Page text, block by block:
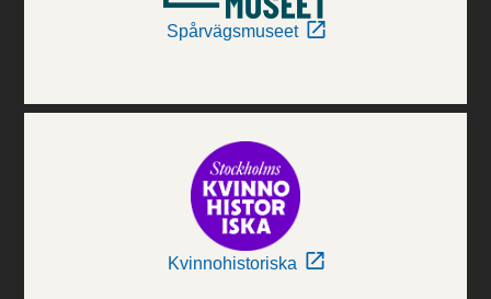
Spårvägsmuseet
Kvinnohistoriska